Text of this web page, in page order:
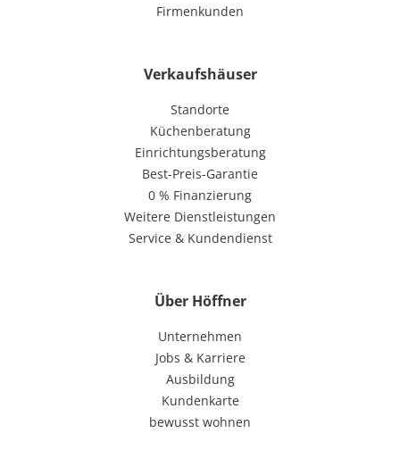
Firmenkunden
Verkaufshäuser
Standorte
Küchenberatung
Einrichtungsberatung
Best-Preis-Garantie
0 % Finanzierung
Weitere Dienstleistungen
Service & Kundendienst
Über Höffner
Unternehmen
Jobs & Karriere
Ausbildung
Kundenkarte
bewusst wohnen